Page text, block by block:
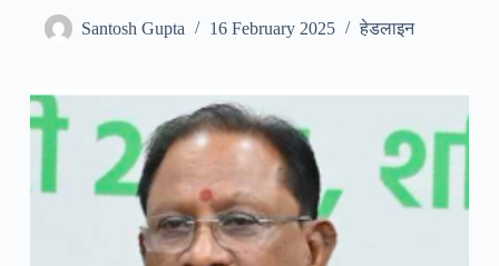
Santosh Gupta 16 February 2025 हेडलाइन